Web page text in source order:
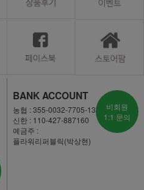
BANK ACCOUNT
농협 : 355-0032-7705-13
신한 : 110-427-887160
예금주 :
플라워리퍼블릭(박상현)
비회원
1:1 문의